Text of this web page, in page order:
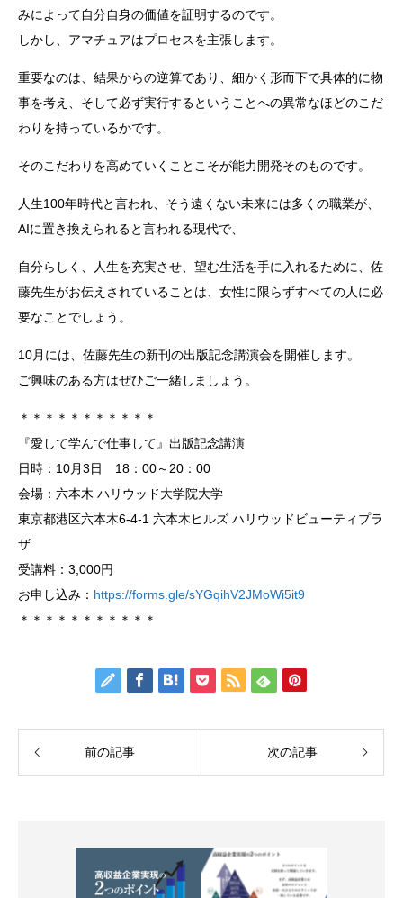
みによって自分自身の価値を証明するのです。
しかし、アマチュアはプロセスを主張します。
重要なのは、結果からの逆算であり、細かく形而下で具体的に物
事を考え、そして必ず実行するということへの異常なほどのこだ
わりを持っているかです。
そのこだわりを高めていくことこそが能力開発そのものです。
人生100年時代と言われ、そう遠くない未来には多くの職業が、
AIに置き換えられると言われる現代で、
自分らしく、人生を充実させ、望む生活を手に入れるために、佐
藤先生がお伝えされていることは、女性に限らずすべての人に必
要なことでしょう。
10月には、佐藤先生の新刊の出版記念講演会を開催します。
ご興味のある方はぜひご一緒しましょう。
＊＊＊＊＊＊＊＊＊＊＊
『愛して学んで仕事して』出版記念講演
日時：10月3日 18：00～20：00
会場：六本木 ハリウッド大学院大学
東京都港区六本木6-4-1 六本木ヒルズ ハリウッドビューティプラ
ザ
受講料：3,000円
お申し込み： https://forms.gle/sYGqihV2JMoWi5it9
＊＊＊＊＊＊＊＊＊＊＊
前の記事 次の記事